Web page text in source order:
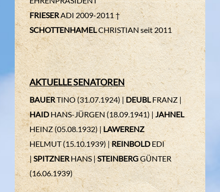
FRIESERADI 2009-2011 †
SCHOTTENHAMELCHRISTIAN seit 2011
AKTUELLE SENATOREN
BAUERTINO (31.07.1924) |DEUBLFRANZ |
HAIDHANS-JÜRGEN (18.09.1941) | JAHNEL
HEINZ (05.08.1932) |LAWERENZ
HELMUT(15.10.1939) |REINBOLD EDI
|SPITZNERHANS |STEINBERGGÜNTER
(16.06.1939)